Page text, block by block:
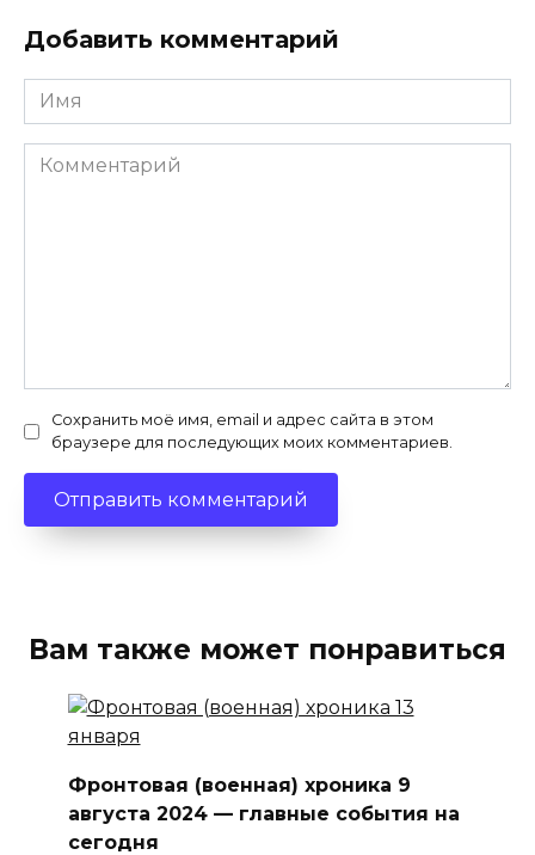
Добавить комментарий
Имя
*
Комментарий
Сохранить моё имя, email и адрес сайта в этом
браузере для последующих моих комментариев.
Вам также может понравиться
Фронтовая (военная) хроника 9
августа 2024 — главные события на
сегодня